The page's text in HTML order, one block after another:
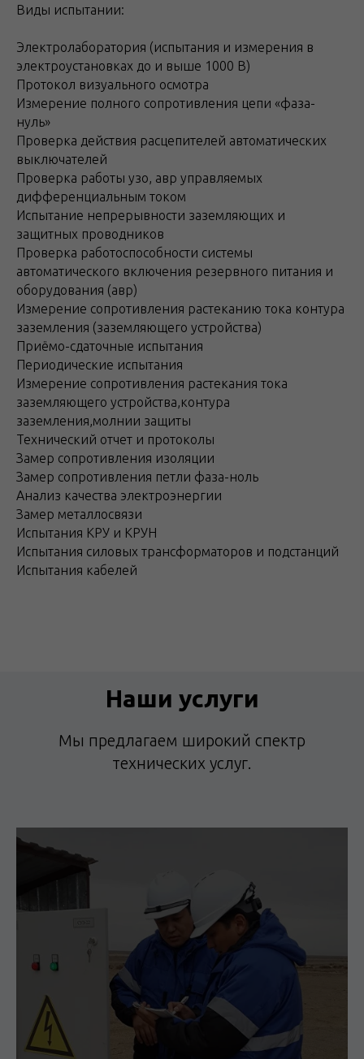
Виды испытании:
Электролаборатория (испытания и измерения в
электроустановках до и выше 1000 В)
Протокол визуального осмотра
Измерение полного сопротивления цепи «фаза-
нуль»
Проверка действия расцепителей автоматических
выключателей
Проверка работы узо, авр управляемых
дифференциальным током
Испытание непрерывности заземляющих и
защитных проводников
Проверка работоспособности системы
автоматического включения резервного питания и
оборудования (авр)
Измерение сопротивления растеканию тока контура
заземления (заземляющего устройства)
Приёмо-сдаточные испытания
Периодические испытания
Измерение сопротивления растекания тока
заземляющего устройства,контура
заземления,молнии защиты
Технический отчет и протоколы
Замер сопротивления изоляции
Замер сопротивления петли фаза-ноль
Анализ качества электроэнергии
Замер металлосвязи
Испытания КРУ и КРУН
Испытания силовых трансформаторов и подстанций
Испытания кабелей
Наши услуги
Мы предлагаем широкий спектр
технических услуг.